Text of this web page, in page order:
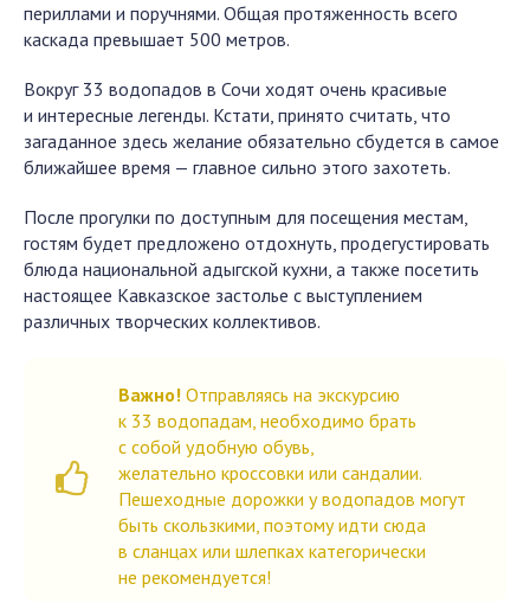
периллами и поручнями. Общая протяженность всего
каскада превышает 500 метров.
Вокруг 33 водопадов в Сочи ходят очень красивые
и интересные легенды. Кстати, принято считать, что
загаданное здесь желание обязательно сбудется в самое
ближайшее время — главное сильно этого захотеть.
После прогулки по доступным для посещения местам,
гостям будет предложено отдохнуть, продегустировать
блюда национальной адыгской кухни, а также посетить
настоящее Кавказское застолье с выступлением
различных творческих коллективов.
Важно! Отправляясь на экскурсию
к 33 водопадам, необходимо брать
с собой удобную обувь,
желательно кроссовки или сандалии.
Пешеходные дорожки у водопадов могут
быть скользкими, поэтому идти сюда
в сланцах или шлепках категорически
не рекомендуется!